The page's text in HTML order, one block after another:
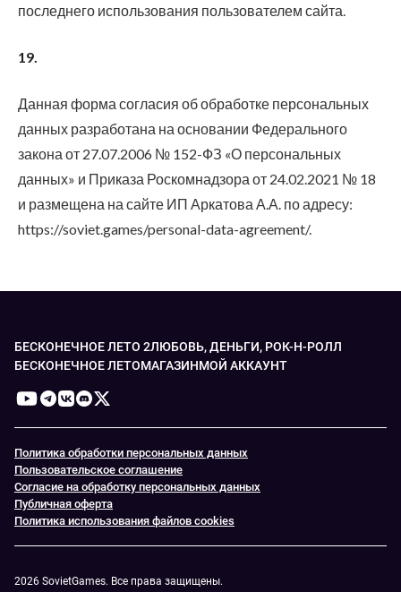
последнего использования пользователем сайта.
19.
Данная форма согласия об обработке персональных
данных разработана на основании Федерального
закона от 27.07.2006 № 152-ФЗ «О персональных
данных» и Приказа Роскомнадзора от 24.02.2021 № 18
и размещена на сайте ИП Аркатова А.А. по адресу:
https://soviet.games/personal-data-agreement/.
БЕСКОНЕЧНОЕ ЛЕТО 2ЛЮБОВЬ, ДЕНЬГИ, РОК-Н-РОЛЛ
БЕСКОНЕЧНОЕ ЛЕТОМАГАЗИНМОЙ АККАУНТ
Политика обработки персональных данных
Пользовательское соглашение
Согласие на обработку персональных данных
Публичная оферта
Политика использования файлов cookies
2026 SovietGames. Все права защищены.